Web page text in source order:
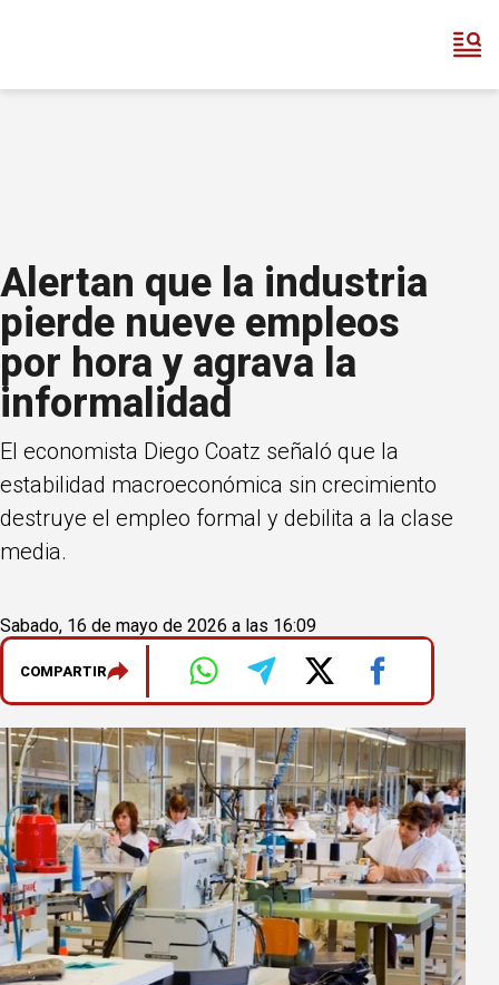
Alertan que la industria
pierde nueve empleos
por hora y agrava la
informalidad
El economista Diego Coatz señaló que la
estabilidad macroeconómica sin crecimiento
destruye el empleo formal y debilita a la clase
media.
Sabado, 16 de mayo de 2026 a las 16:09
COMPARTIR